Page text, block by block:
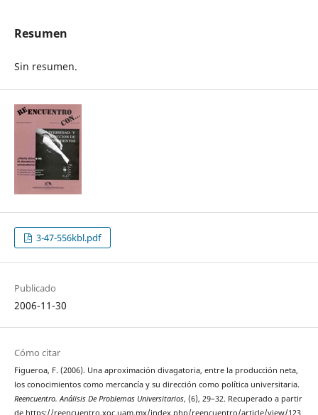
Resumen
Sin resumen.
3-47-556kbl.pdf
Publicado
2006-11-30
Cómo citar
Figueroa, F. (2006). Una aproximación divagatoria, entre la producción neta,
los conocimientos como mercancía y su dirección como política universitaria.
Reencuentro. Análisis De Problemas Universitarios, (6), 29–32. Recuperado a partir
de https://reencuentro.xoc.uam.mx/index.php/reencuentro/article/view/123